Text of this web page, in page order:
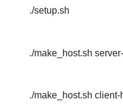
./setup.sh
./make_host.sh
./make_host.sh client-